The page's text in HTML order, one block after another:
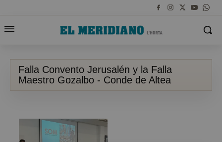
Falla Convento Jerusalén y la Falla
Maestro Gozalbo - Conde de Altea